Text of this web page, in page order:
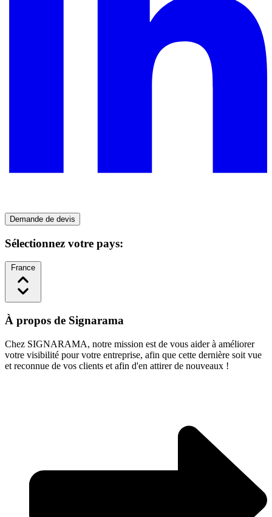
Demande de devis
Sélectionnez votre pays:
À propos de Signarama
Chez SIGNARAMA, notre mission est de vous aider à améliorer
votre visibilité pour votre entreprise, afin que cette dernière soit vue
et reconnue de vos clients et afin d'en attirer de nouveaux !